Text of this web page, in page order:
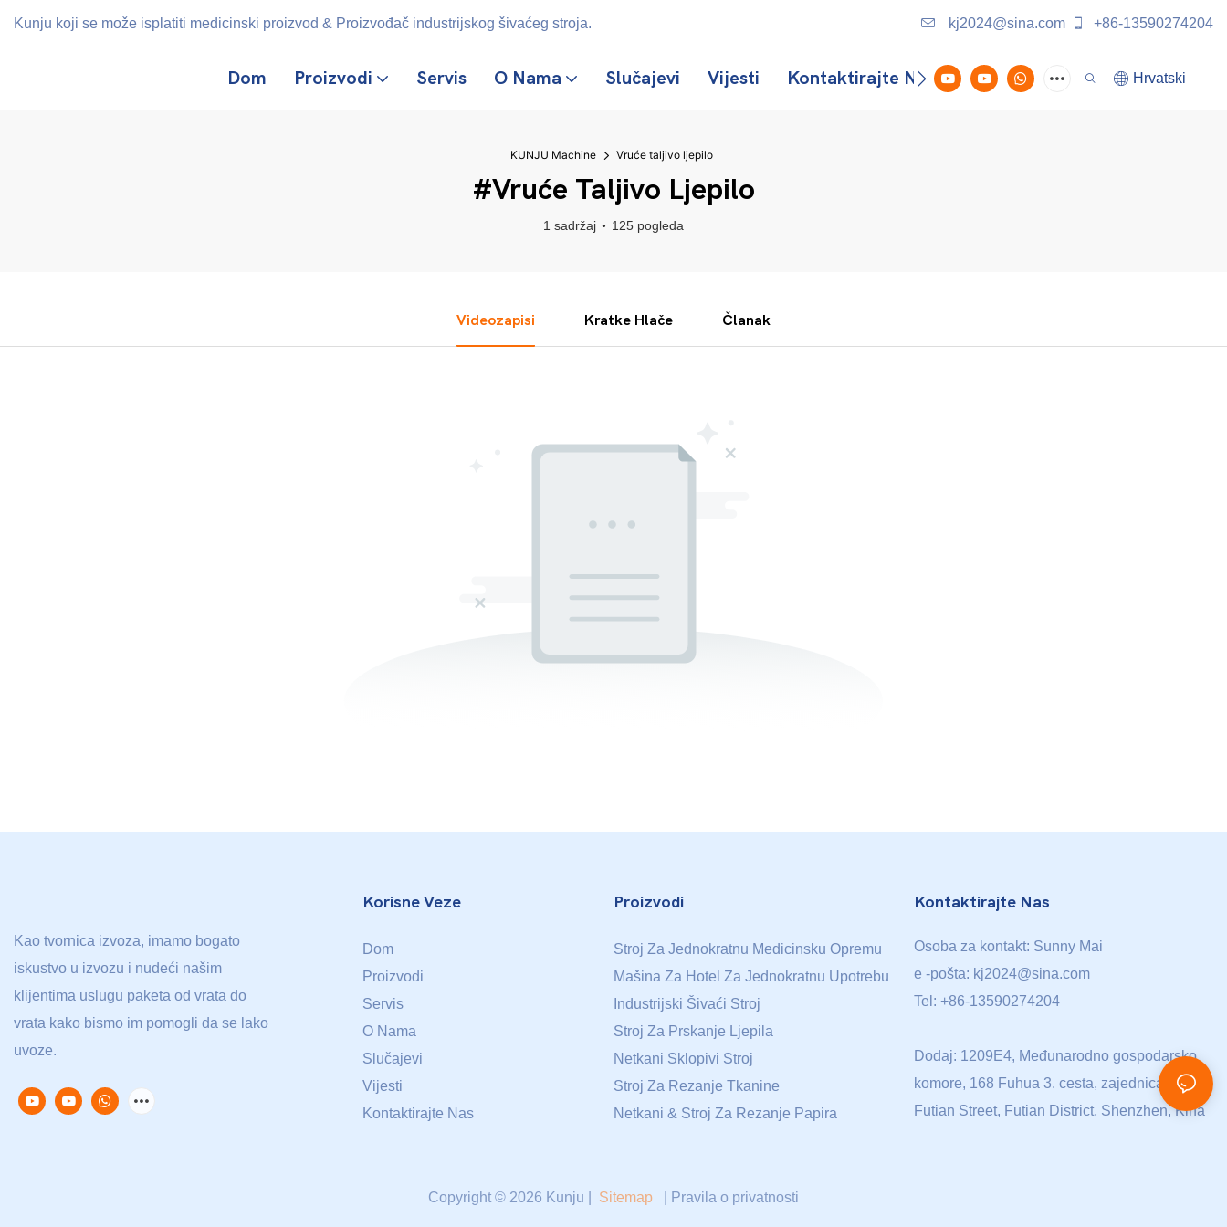
Kunju koji se može isplatiti medicinski proizvod & Proizvođač industrijskog šivaćeg stroja. kj2024@sina.com +86-13590274204
Dom Proizvodi Servis O Nama Slučajevi Vijesti Kontaktirajte Nas Hrvatski
KUNJU Machine Vruće taljivo ljepilo
#Vruće Taljivo Ljepilo
1 sadržaj 125 pogleda
Videozapisi Kratke Hlače Članak
Kao tvornica izvoza, imamo bogato
iskustvo u izvozu i nudeći našim
klijentima uslugu paketa od vrata do
vrata kako bismo im pomogli da se lako
uvoze.
Korisne Veze
Dom
Proizvodi
Servis
O Nama
Slučajevi
Vijesti
Kontaktirajte Nas
Proizvodi
Stroj Za Jednokratnu Medicinsku Opremu
Mašina Za Hotel Za Jednokratnu Upotrebu
Industrijski Šivaći Stroj
Stroj Za Prskanje Ljepila
Netkani Sklopivi Stroj
Stroj Za Rezanje Tkanine
Netkani & Stroj Za Rezanje Papira
Kontaktirajte Nas
Osoba za kontakt: Sunny Mai
e -pošta: kj2024@sina.com
Tel: +86-13590274204
Dodaj: 1209E4, Međunarodno gospodarsko
komore, 168 Fuhua 3. cesta, zajednica Fu'an,
Futian Street, Futian District, Shenzhen, Kina
Copyright © 2026 Kunju | Sitemap Pravila o privatnosti